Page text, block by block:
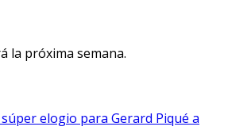
la próxima semana.